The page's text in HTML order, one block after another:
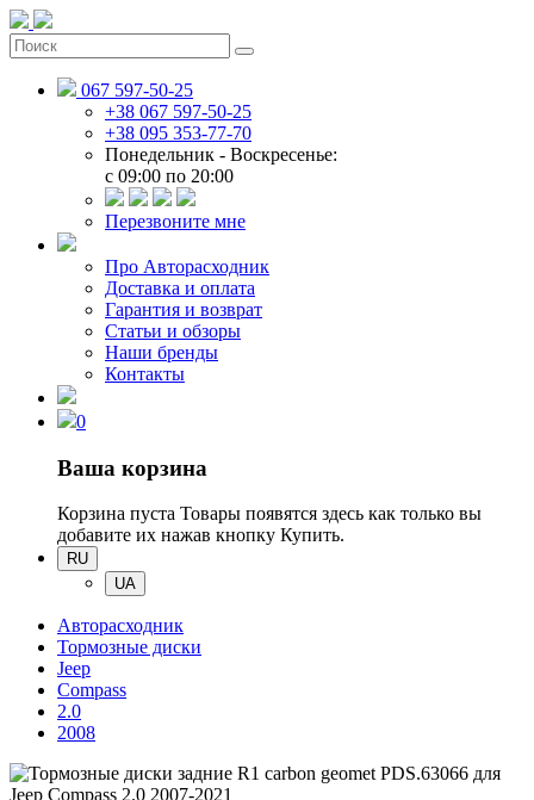
067 597-50-25
+38 067 597-50-25
+38 095 353-77-70
Понедельник - Воскресенье:
c 09:00 по 20:00
Перезвоните мне
Про Авторасходник
Доставка и оплата
Гарантия и возврат
Статьи и обзоры
Наши бренды
Контакты
0
Ваша корзина
Корзина пуста Товары появятся здесь как только вы
добавите их нажав кнопку Купить.
RU
UA
Авторасходник
Тормозные диски
Jeep
Compass
2.0
2008